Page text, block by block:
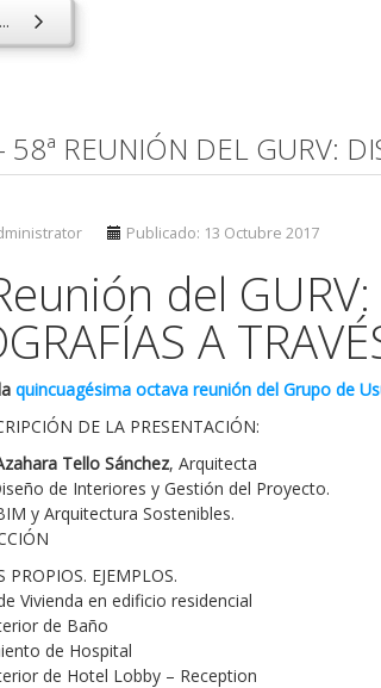
REUNIÓN DEL GURV:
Publicado: 13 Octubre 2017
del GURV:
A
quincuagésima octava reunión del Grupo de
DE LA PRESENTACIÓN:
Tello Sánchez, Arquitecta
de Interiores y Gestión del Proyecto.
y Arquitectura Sostenibles.
PROPIOS. EJEMPLOS.
Vivienda en edificio residencial
de Baño
de Hospital
de Hotel Lobby – Reception